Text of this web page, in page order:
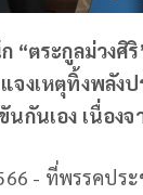
“ตระกูลม่วงศิ
งเหตุทิ้งพลัง
นกันเอง เนื่อ
- ที่พรรคปร